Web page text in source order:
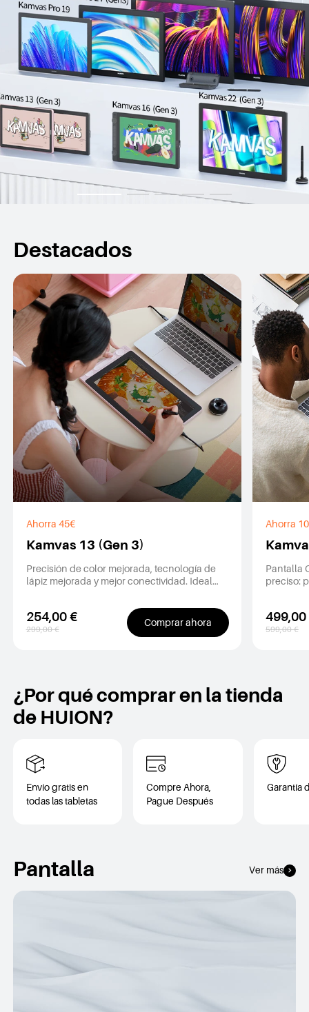
Destacados
Ahorra 45€
Kamvas 13 (Gen 3)
Precisión de color mejorada, tecnología de
lápiz mejorada y mejor conectividad. Ideal
254,00 €
299,00 €
Comprar ahora
Ahorra
Pantalla
preciso:
499,00
599,00 €
¿Por qué comprar en la tienda
de HUION?
Envío gratis en
todas las tabletas
Compre Ahora,
Pague Después
Garantía
Pantalla Ver más